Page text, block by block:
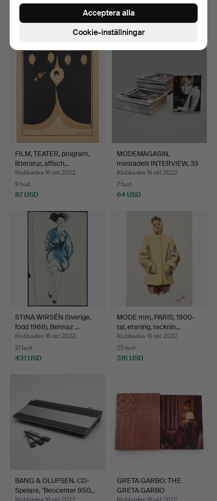
Klubbades 16 okt 2022
13 bud
Klubbades 16 okt 2022
242 USD
FILM, TEATER, program,
litteratur, affisch…
Klubbades 16 okt 2022
9 bud
87 USD
MODEMAGASIN,
mestadels INTERVIEW, 33
nr, f…
Klubbades 16 okt 2022
7 bud
64 USD
STINA WIRSÉN (Sverige,
född 1968). Behnaz …
Klubbades 16 okt 2022
21 bud
431 USD
MODE mm, PARIS, 1900-
tal, etsning, tecknin…
Klubbades 16 okt 2022
23 bud
316 USD
BANG & OLUFSEN. CD-
Spelare, "Beocenter 950…
Klubbades 16 okt 2022
GRETA GARBO: THE
GRETA GARBO
Klubbades 16 okt 2022
Cookie-inställningar
Acceptera alla